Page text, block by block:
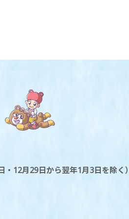
・12月29日から翌年1月3日を除く